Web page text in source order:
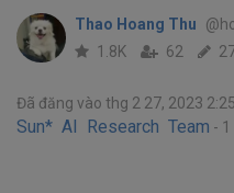
Thao Hoang Thu
1.8K 62
Đã đăng vào thg 2 27, 2023
Sun* AI Research Team